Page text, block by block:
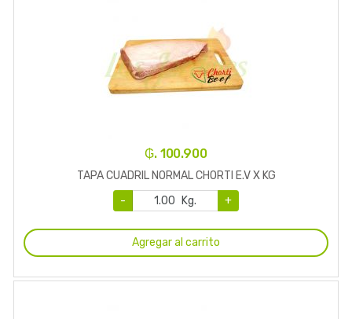
₲. 100.900
TAPA CUADRIL NORMAL CHORTI E.V X KG
-
Kg. +
Agregar al carrito